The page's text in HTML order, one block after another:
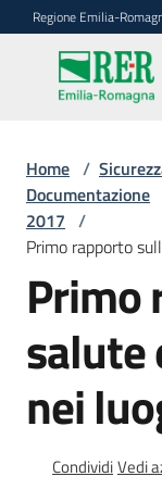
Vai al contenuto
Vai alla navigazione
Vai al footer
Regione Emilia-
nei
lavoro
Notizie
Sicurezza
costruzioni
prevenzione
Home /
Documentazione
2017 /
Primo rapporto
Primo
salute
nei
CondividiVedi